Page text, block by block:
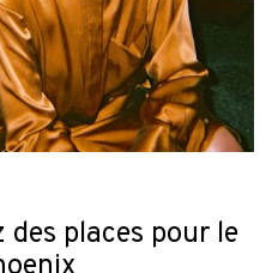
des places pour le